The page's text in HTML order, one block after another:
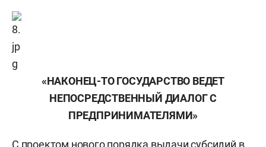
«НАКОНЕЦ-ТО ГОСУДАРСТВО ВЕДЕТ
НЕПОСРЕДСТВЕННЫЙ ДИАЛОГ С
ПРЕДПРИНИМАТЕЛЯМИ»
С проектом нового порядка выдачи субсидий в